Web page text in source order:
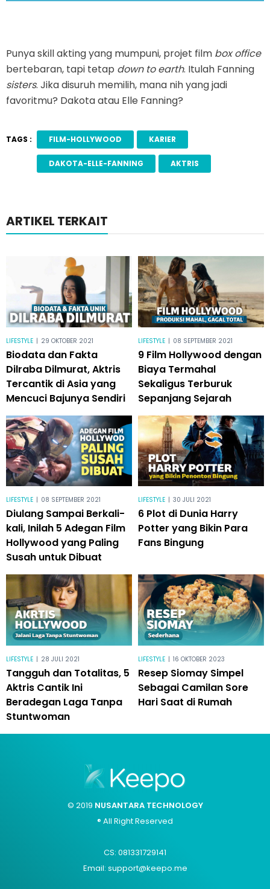
Punya skill akting yang mumpuni, projet film box office
bertebaran, tapi tetap down to earth. Itulah Fanning
sisters. Jika disuruh memilih, mana nih yang jadi
favoritmu? Dakota atau Elle Fanning?
TAGS : FILM-HOLLYWOOD KARIER
DAKOTA-ELLE-FANNING AKTRIS
ARTIKEL TERKAIT
LIFESTYLE | 29 OKTOBER 2021
Biodata dan Fakta
Dilraba Dilmurat, Aktris
Tercantik di Asia yang
Mencuci Bajunya Sendiri
LIFESTYLE | 08 SEPTEMBER 2021
9 Film Hollywood dengan
Biaya Termahal
Sekaligus Terburuk
Sepanjang Sejarah
LIFESTYLE | 08 SEPTEMBER 2021
Diulang Sampai Berkali-
kali, Inilah 5 Adegan Film
Hollywood yang Paling
Susah untuk Dibuat
LIFESTYLE | 30 JULI 2021
6 Plot di Dunia Harry
Potter yang Bikin Para
Fans Bingung
LIFESTYLE | 28 JULI 2021
Tangguh dan Totalitas, 5
Aktris Cantik Ini
Beradegan Laga Tanpa
Stuntwoman
LIFESTYLE | 16 OKTOBER 2023
Resep Siomay Simpel
Sebagai Camilan Sore
Hari Saat di Rumah
© 2019 NUSANTARA TECHNOLOGY
® All Right Reserved
CS: 081331729141
Email: support@keepo.me